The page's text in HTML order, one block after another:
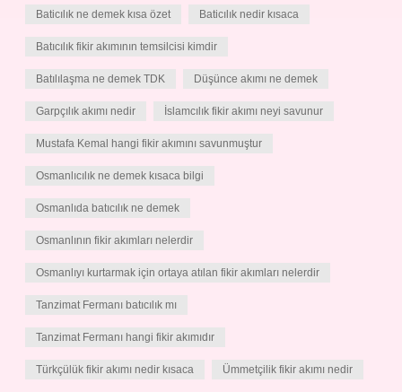
Baticılık ne demek kısa özet Baticılık nedir kısaca
Batıcılık fikir akımının temsilcisi kimdir
Batılılaşma ne demek TDK Düşünce akımı ne demek
Garpçılık akımı nedir İslamcılık fikir akımı neyi savunur
Mustafa Kemal hangi fikir akımını savunmuştur
Osmanlıcılık ne demek kısaca bilgi
Osmanlıda batıcılık ne demek
Osmanlının fikir akımları nelerdir
Osmanlıyı kurtarmak için ortaya atılan fikir akımları nelerdir
Tanzimat Fermanı batıcılık mı
Tanzimat Fermanı hangi fikir akımıdır
Türkçülük fikir akımı nedir kısaca Ümmetçilik fikir akımı nedir